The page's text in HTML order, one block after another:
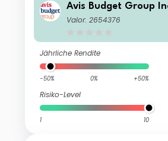
Avis Budget Group
Valor: 2654376
Jährliche Rendite
-50% 0% +50%
Risiko-Level
1 10